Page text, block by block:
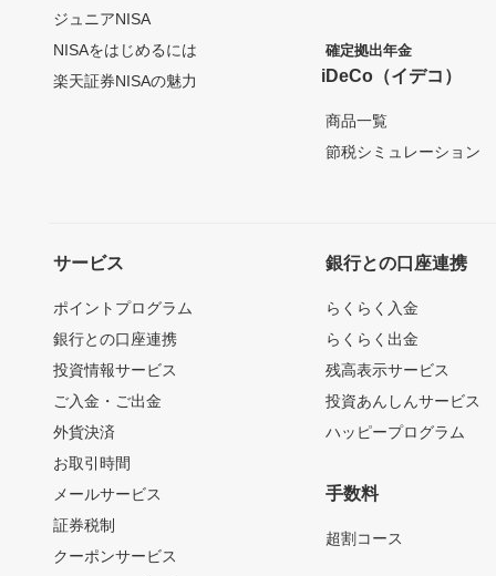
ジュニアNISA
NISAをはじめるには
楽天証券NISAの魅力
確定拠出年金
iDeCo（イデコ）
商品一覧
節税シミュレーション
サービス
ポイントプログラム
銀行との口座連携
投資情報サービス
ご入金・ご出金
外貨決済
お取引時間
メールサービス
証券税制
クーポンサービス
銀行との口座連携
らくらく入金
らくらく出金
残高表示サービス
投資あんしんサービス
ハッピープログラム
手数料
超割コース